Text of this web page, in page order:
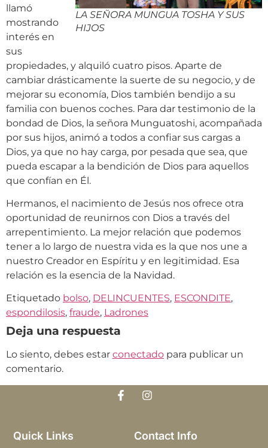
LA SEÑORA MUNGUA TOSHA Y SUS
HIJOS
llamó
mostrando
interés en
sus
propiedades, y alquiló cuatro pisos. Aparte de
cambiar drásticamente la suerte de su negocio, y de
mejorar su economía, Dios también bendijo a su
familia con buenos coches. Para dar testimonio de la
bondad de Dios, la señora Munguatoshi, acompañada
por sus hijos, animó a todos a confiar sus cargas a
Dios, ya que no hay carga, por pesada que sea, que
pueda escapar a la bendición de Dios para aquellos
que confían en Él.
Hermanos, el nacimiento de Jesús nos ofrece otra
oportunidad de reunirnos con Dios a través del
arrepentimiento. La mejor relación que podemos
tener a lo largo de nuestra vida es la que nos une a
nuestro Creador en Espíritu y en legitimidad. Esa
relación es la esencia de la Navidad.
Etiquetado bolso, DELINCUENTES, ESCONDITE,
espondilosis, fraude, Ladrones
Deja una respuesta
Lo siento, debes estar conectado para publicar un
comentario.
Quick Links Contact Info